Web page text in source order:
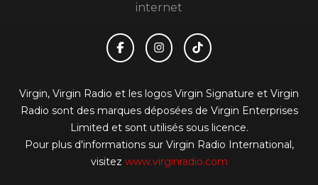
internet
Virgin, Virgin Radio et les logos Virgin Signature et Virgin
Radio sont des marques déposées de Virgin Enterprises
Limited et sont utilisés sous licence.
Pour plus d'informations sur Virgin Radio International,
visitez www.virginradio.com